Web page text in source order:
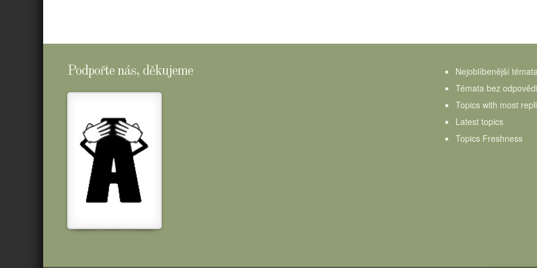
Podpořte nás, děkujeme
Nejoblíbenější
Témata bez odpovědi
Topics with most
Latest topics
Topics Freshness